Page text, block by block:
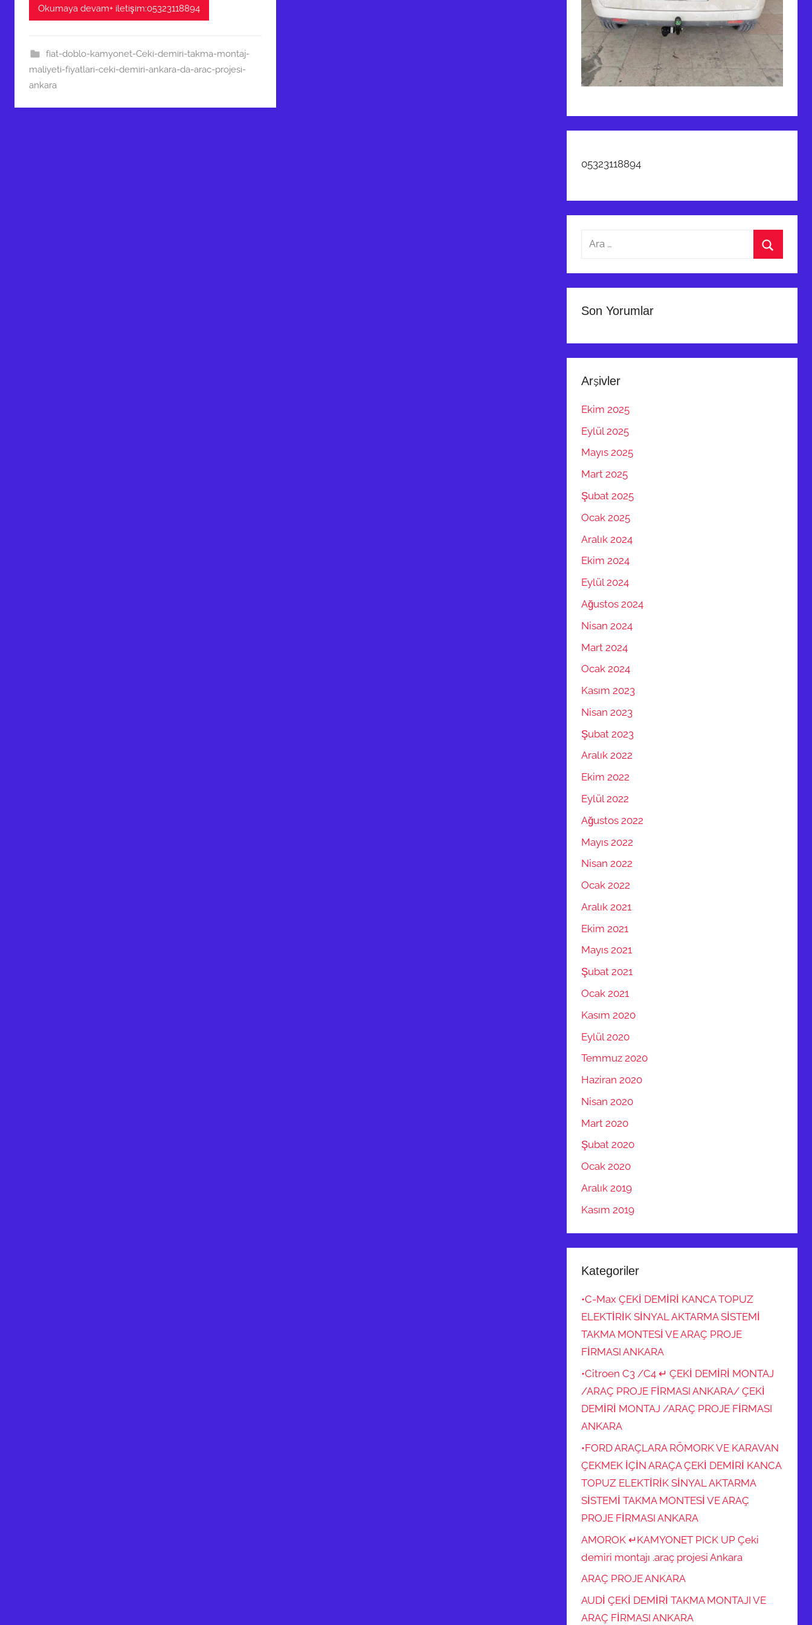
Okumaya devam+ iletişim:05323118894
fiat-doblo-kamyonet-Ceki-demiri-takma-montaj-
maliyeti-fiyatlari-ceki-demiri-ankara-da-arac-projesi-
ankara
05323118894
Arama:
Son Yorumlar
Arşivler
Ekim 2025
Eylül 2025
Mayıs 2025
Mart 2025
Şubat 2025
Ocak 2025
Aralık 2024
Ekim 2024
Eylül 2024
Ağustos 2024
Nisan 2024
Mart 2024
Ocak 2024
Kasım 2023
Nisan 2023
Şubat 2023
Aralık 2022
Ekim 2022
Eylül 2022
Ağustos 2022
Mayıs 2022
Nisan 2022
Ocak 2022
Aralık 2021
Ekim 2021
Mayıs 2021
Şubat 2021
Ocak 2021
Kasım 2020
Eylül 2020
Temmuz 2020
Haziran 2020
Nisan 2020
Mart 2020
Şubat 2020
Ocak 2020
Aralık 2019
Kasım 2019
Kategoriler
•C-Max ÇEKİ DEMİRİ KANCA TOPUZ
ELEKTİRİK SİNYAL AKTARMA SİSTEMİ
TAKMA MONTESİ VE ARAÇ PROJE
FİRMASI ANKARA
•Citroen C3 /C4 ↵ ÇEKİ DEMİRİ MONTAJ
/ARAÇ PROJE FİRMASI ANKARA/ ÇEKİ
DEMİRİ MONTAJ /ARAÇ PROJE FİRMASI
ANKARA
•FORD ARAÇLARA RÖMORK VE KARAVAN
ÇEKMEK İÇİN ARAÇA ÇEKİ DEMİRİ KANCA
TOPUZ ELEKTİRİK SİNYAL AKTARMA
SİSTEMİ TAKMA MONTESİ VE ARAÇ
PROJE FİRMASI ANKARA
AMOROK ↵KAMYONET PICK UP Çeki
demiri montajı .araç projesi Ankara
ARAÇ PROJE ANKARA
AUDİ ÇEKİ DEMİRİ TAKMA MONTAJI VE
ARAÇ FİRMASI ANKARA